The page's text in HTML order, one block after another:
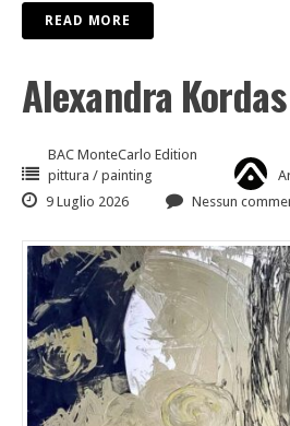
READ MORE
Alexandra Kordas
BAC MonteCarlo Edition
pittura / painting
9 Luglio 2026
Nessun